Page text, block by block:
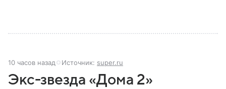
10 часов назад Источник: super.ru
Экс-звезда «Дома 2»